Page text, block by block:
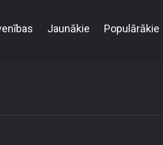
Jaunākie Populārākie